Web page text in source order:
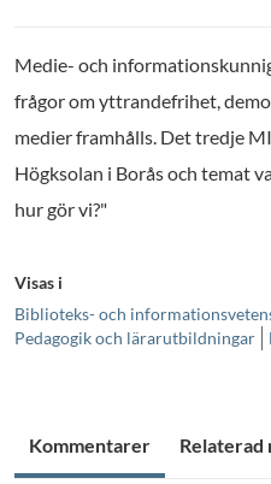
Medie- och
frågor om yttrandefrihet,
medier framhålls. Det tredje
Högksolan i Borås och temat
hur gör vi?"
Visas i
Biblioteks- och
Pedagogik och lärarutbildningar
Kommentarer Relaterad